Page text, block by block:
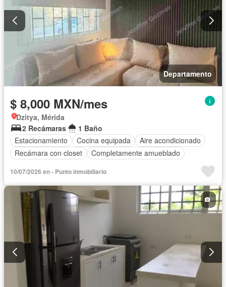
Departamento
$ 8,000 MXN/mes
Dzitya, Mérida
2 Recámaras
1 Baño
Estacionamiento
Cocina equipada
Aire acondicionado
Recámara con closet
Completamente amueblado
10/07/2026 en - Punto inmobiliario